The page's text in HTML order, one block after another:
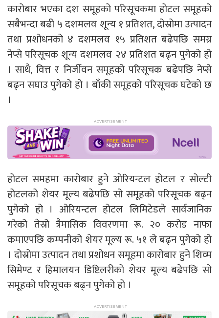
कारोबार भएका दश समूहको परिसूचकमा होटल समूहको
सबैभन्दा बढी ५ दशमलव शून्य १ प्रतिशत, दोस्रोमा उत्पादन
तथा प्रशोधनको ४ दशमलव १५ प्रतिशत बढेपछि समग्र
नेप्से परिसूचक शून्य दशमलव २४ प्रतिशत बढ्न पुगेको हो
। साथै, वित्त र निर्जीवन समूहको परिसूचक बढेपछि नेप्से
बढ्न सघाउ पुगेको हो । बाँकी समूहको परिसूचक घटेको छ
।
होटल समहमा कारोबार हुने ओरियन्टल होटल र सोल्टी
होटलको शेयर मूल्य बढेपछि सो समूहको परिसूचक बढ्न
पुगेको हो । ओरियन्टल होटल लिमिटेडले सार्वजानिक
गरेको तेस्रो त्रैमासिक विवरणमा रू. २० करोड नाफा
कमाएपछि कम्पनीको शेयर मूल्य रू. ५१ ले बढ्न पुगेको हो
। दोस्रोमा उत्पादन तथा प्रशोधन समूहमा कारोबार हुने शिव्म
सिमेण्ट र हिमालयन डिष्टिलरीको शेयर मूल्य बढेपछि सो
समूहको परिसूचक बढ्न पुगेको हो ।